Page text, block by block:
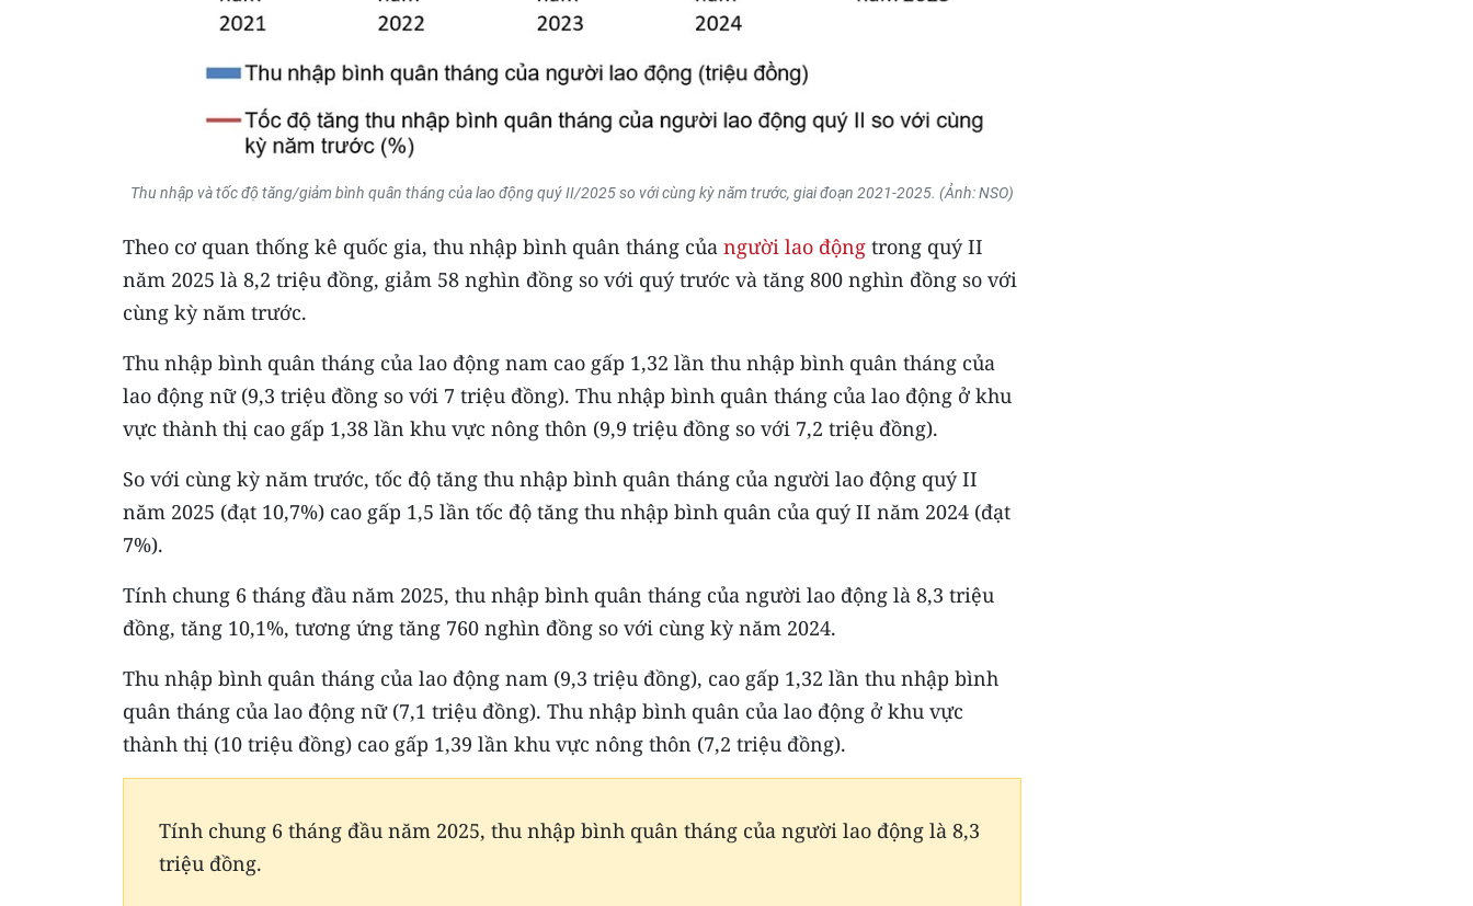
Thu nhập và tốc độ tăng/giảm bình quân tháng của lao động quý II/2025 so với cùng kỳ năm trước, giai đoạn 2021-2025. (Ảnh: NSO)
Theo cơ quan thống kê quốc gia, thu nhập bình quân tháng của người lao động trong quý II
năm 2025 là 8,2 triệu đồng, giảm 58 nghìn đồng so với quý trước và tăng 800 nghìn đồng so với
cùng kỳ năm trước.
Thu nhập bình quân tháng của lao động nam cao gấp 1,32 lần thu nhập bình quân tháng của
lao động nữ (9,3 triệu đồng so với 7 triệu đồng). Thu nhập bình quân tháng của lao động ở khu
vực thành thị cao gấp 1,38 lần khu vực nông thôn (9,9 triệu đồng so với 7,2 triệu đồng).
So với cùng kỳ năm trước, tốc độ tăng thu nhập bình quân tháng của người lao động quý II
năm 2025 (đạt 10,7%) cao gấp 1,5 lần tốc độ tăng thu nhập bình quân của quý II năm 2024 (đạt
7%).
Tính chung 6 tháng đầu năm 2025, thu nhập bình quân tháng của người lao động là 8,3 triệu
đồng, tăng 10,1%, tương ứng tăng 760 nghìn đồng so với cùng kỳ năm 2024.
Thu nhập bình quân tháng của lao động nam (9,3 triệu đồng), cao gấp 1,32 lần thu nhập bình
quân tháng của lao động nữ (7,1 triệu đồng). Thu nhập bình quân của lao động ở khu vực
thành thị (10 triệu đồng) cao gấp 1,39 lần khu vực nông thôn (7,2 triệu đồng).
Tính chung 6 tháng đầu năm 2025, thu nhập bình quân tháng của người lao động là 8,3
triệu đồng.